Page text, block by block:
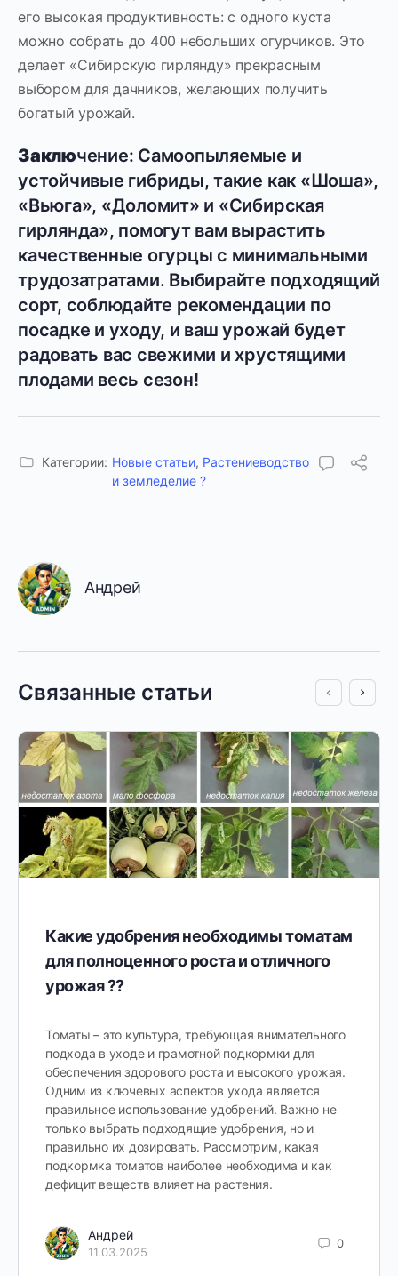
его высокая продуктивность: с одного куста
можно собрать до 400 небольших огурчиков. Это
делает «Сибирскую гирлянду» прекрасным
выбором для дачников, желающих получить
богатый урожай.
Заключение: Самоопыляемые и
устойчивые гибриды, такие как «Шоша»,
«Вьюга», «Доломит» и «Сибирская
гирлянда», помогут вам вырастить
качественные огурцы с минимальными
трудозатратами. Выбирайте подходящий
сорт, соблюдайте рекомендации по
посадке и уходу, и ваш урожай будет
радовать вас свежими и хрустящими
плодами весь сезон!
Категории: Новые статьи, Растениеводство
и земледелие ?
Андрей
Связанные статьи
Какие удобрения необходимы томатам
для полноценного роста и отличного
урожая ??
Томаты – это культура, требующая внимательного
подхода в уходе и грамотной подкормки для
обеспечения здорового роста и высокого урожая.
Одним из ключевых аспектов ухода является
правильное использование удобрений. Важно не
только выбрать подходящие удобрения, но и
правильно их дозировать. Рассмотрим, какая
подкормка томатов наиболее необходима и как
дефицит веществ влияет на растения.
Андрей
11.03.2025
0